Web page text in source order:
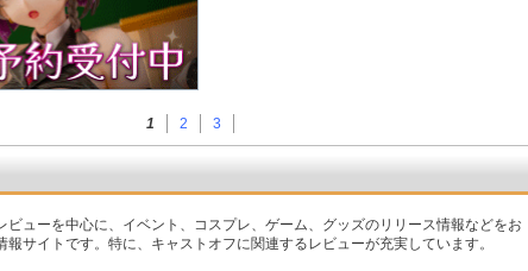
1
2 3
ビューを中心に、イベント、コスプレ、ゲーム、グッズのリリース情報などをお
報サイトです。特に、キャストオフに関連するレビューが充実しています。